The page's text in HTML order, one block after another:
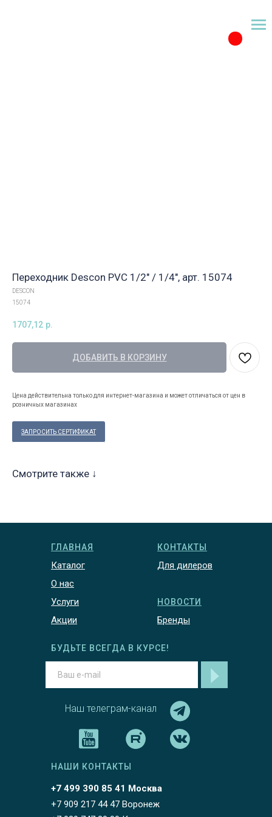
Переходник Descon PVC 1/2" / 1/4", арт. 15074
DESCON
15074
1707,12 р.
ДОБАВИТЬ В КОРЗИНУ
Цена действительна только для интернет-магазина и может отличаться от цен в
розничных магазинах
ЗАПРОСИТЬ СЕРТИФИКАТ
Смотрите также ↓
ГЛАВНАЯ
Каталог
О нас
Услуги
Акции
КОНТАКТЫ
Для дилеров
НОВОСТИ
Бренды
Наш телеграм-канал
БУДЬТЕ ВСЕГДА В КУРСЕ!
+7 499 390 85 41 Москва
НАШИ КОНТАКТЫ
+7 909 217 44 47 Воронеж